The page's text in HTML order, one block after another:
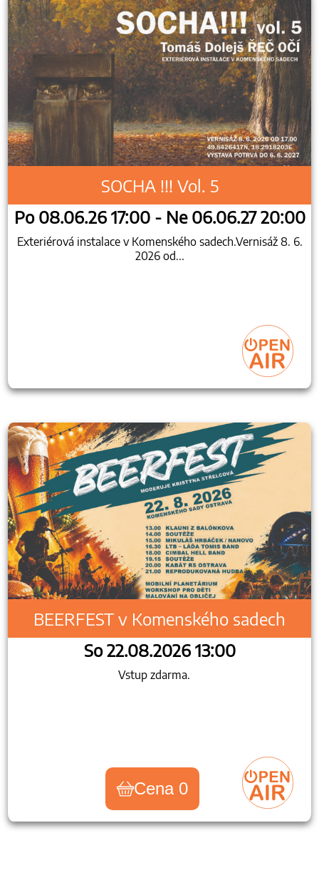
SOCHA !!! Vol. 5
Po 08.06.26 17:00 - Ne 06.06.27 20:00
Exteriérová instalace v Komenského sadech.Vernisáž 8. 6.
2026 od...
BEERFEST v Komenského sadech
So 22.08.2026 13:00
Vstup zdarma.
Cena 0